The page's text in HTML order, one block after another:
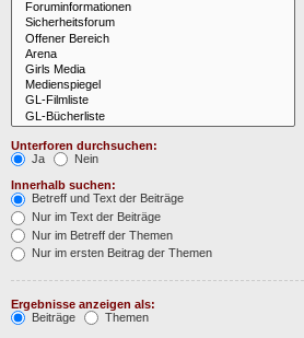
Unterforen durchsuchen:
Ja
Nein
Innerhalb suchen:
Betreff und Text der Beiträge
Nur im Text der Beiträge
Nur im Betreff der Themen
Nur im ersten Beitrag der Themen
Ergebnisse anzeigen als:
Beiträge
Themen